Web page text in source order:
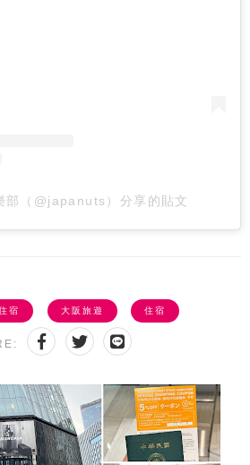
部（@japanuts）分享的貼文
宿 大阪旅遊 住宿